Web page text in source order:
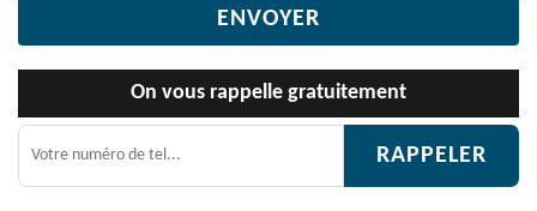
On vous rappelle gratuitement